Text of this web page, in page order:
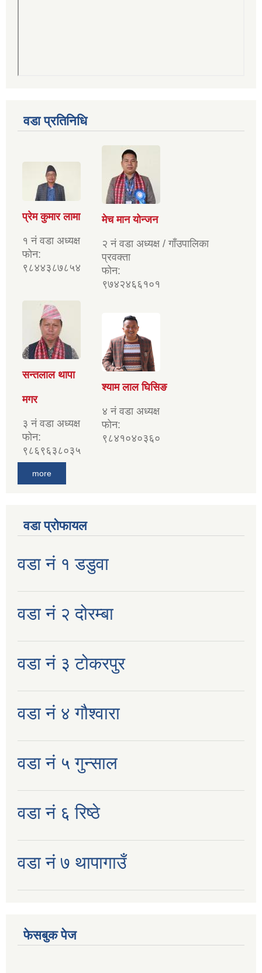
वडा प्रतिनिधि
प्रेम कुमार लामा
१ नं वडा अध्यक्ष
फोन:
९८४४३८७८५४
मेच मान योन्जन
२ नं वडा अध्यक्ष / गाँउपालिका
प्रवक्ता
फोन:
९७४२४६६१०१
सन्तलाल थापा
मगर
३ नं वडा अध्यक्ष
फोन:
९८६९६३८०३५
श्याम लाल घिसिङ
४ नं वडा अध्यक्ष
फोन:
९८४१०४०३६०
more
वडा प्रोफायल
वडा नं १ डडुवा
वडा नं २ दोरम्बा
वडा नं ३ टोकरपुर
वडा नं ४ गौश्वारा
वडा नं ५ गुन्साल
वडा नं ६ रिष्ठे
वडा नं ७ थापागाउँ
फेसबुक पेज